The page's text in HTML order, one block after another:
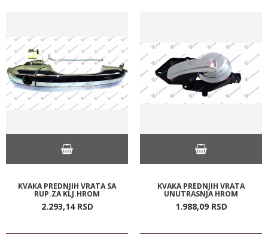
KVAKA PREDNJIH VRATA SA
RUP.ZA KLJ.HROM
2.293,14 RSD
KVAKA PREDNJIH VRATA
UNUTRASNJA HROM
1.988,09 RSD